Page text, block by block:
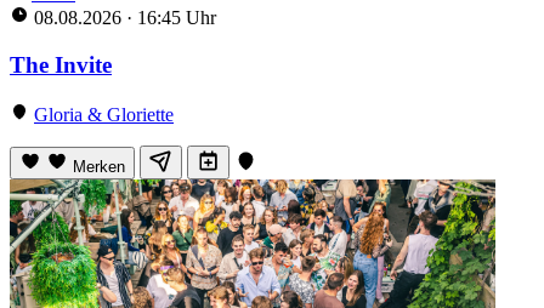
08.08.2026 · 16:45 Uhr
The Invite
Gloria & Gloriette
Merken